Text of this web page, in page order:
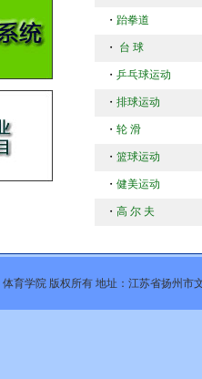
・ 跆拳道
・ 台 球
・ 乒乓球运动
・ 排球运动
・ 轮 滑
・ 篮球运动
・ 健美运动
・ 高 尔 夫
体育学院 版权所有 地址：江苏省扬州市